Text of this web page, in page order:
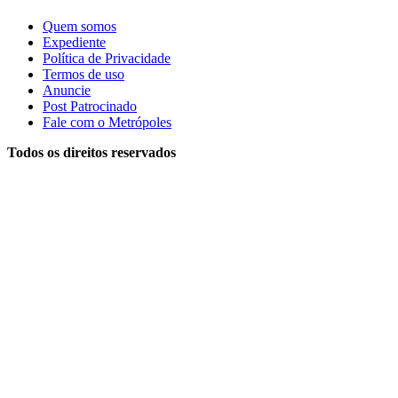
Quem somos
Expediente
Política de Privacidade
Termos de uso
Anuncie
Post Patrocinado
Fale com o Metrópoles
Todos os direitos reservados